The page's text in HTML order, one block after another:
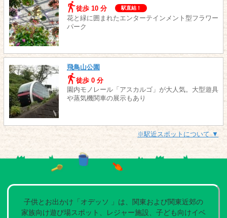
徒歩 10 分
駅直結！
花と緑に囲まれたエンターテインメント型フラワー
パーク
飛鳥山公園
徒歩 0 分
園内モノレール「アスカルゴ」が大人気。大型遊具
や蒸気機関車の展示もあり
※駅近スポットについて ▼
子供とお出かけ「オデッソ 」は、関東および関東近郊の
家族向け遊び場スポット、レジャー施設、子ども向けイベ